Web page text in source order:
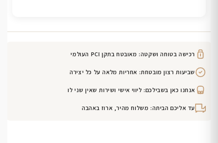
רכישה בטוחה ושקטה: מאובטח בתקן PCI העולמי
שביעות רצון מובטחת: אחריות מלאה על כל יצירה
אנחנו כאן בשבילכם: ליווי אישי ושירות שאין שני לו
עד אליכם הביתה: משלוח מהיר, ארוז באהבה